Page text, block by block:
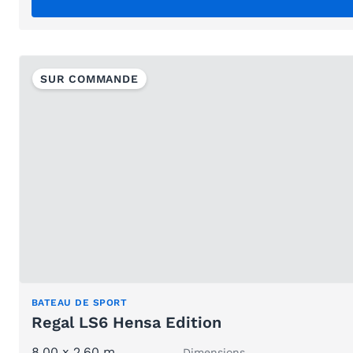
SUR COMMANDE
BATEAU DE SPORT
Regal LS6 Hensa Edition